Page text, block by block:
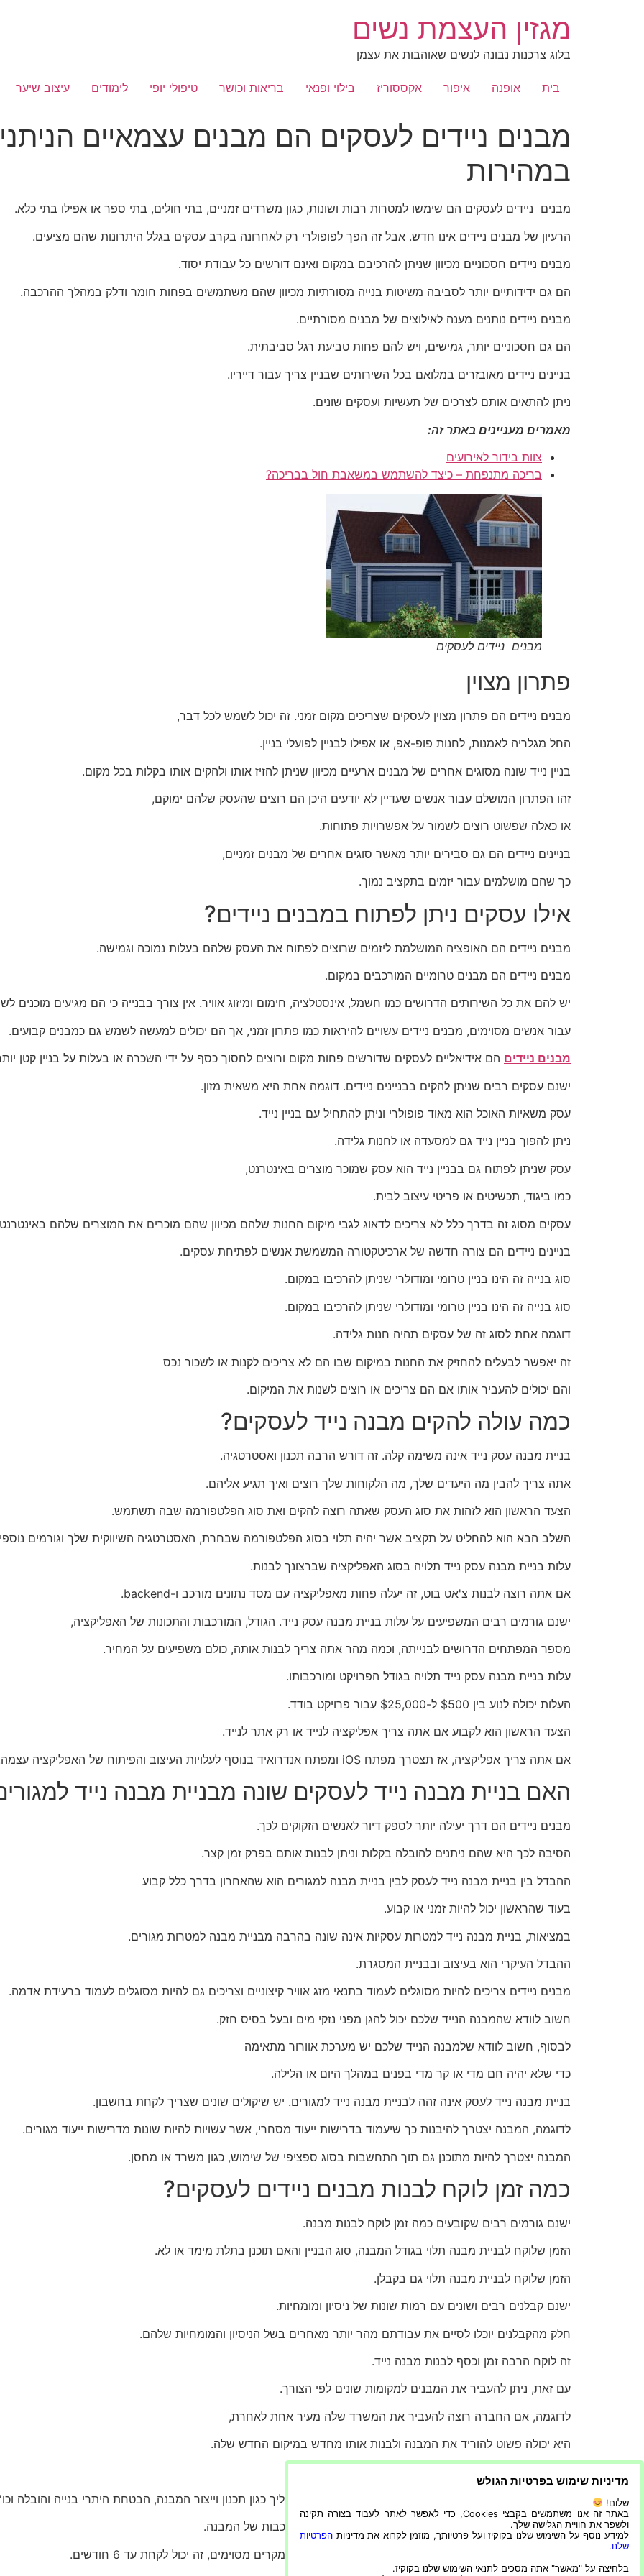
מגזין העצמת נשים
בלוג צרכנות נבונה לנשים שאוהבות את עצמן
בית אופנה איפור אקססוריז בילוי ופנאי בריאות וכושר טיפולי יופי לימודים עיצוב שיער
מבנים ניידים לעסקים הם מבנים עצמאיים
במהירות
מבנים ניידים לעסקים הם שימשו למטרות רבות ושונות, כגון משרדים זמניים, בתי חולים, בתי ספר או אפילו בתי כלא.
הרעיון של מבנים ניידים אינו חדש. אבל זה הפך לפופולרי רק לאחרונה בקרב עסקים בגלל היתרונות שהם מציעים.
מבנים ניידים חסכוניים מכיוון שניתן להרכיבם במקום ואינם דורשים כל עבודת יסוד.
הם גם ידידותיים יותר לסביבה משיטות בנייה מסורתיות מכיוון שהם משתמשים בפחות חומר ודלק במהלך ההרכבה.
מבנים ניידים נותנים מענה לאילוצים של מבנים מסורתיים.
הם גם חסכוניים יותר, גמישים, ויש להם פחות טביעת רגל סביבתית.
בניינים ניידים מאובזרים במלואם בכל השירותים שבניין צריך עבור דייריו.
ניתן להתאים אותם לצרכים של תעשיות ועסקים שונים.
מאמרים מעניינים באתר זה:
צוות בידור לאירועים
בריכה מתנפחת – כיצד להשתמש במשאבת חול בבריכה?
מבנים ניידים לעסקים
פתרון מצוין
מבנים ניידים הם פתרון מצוין לעסקים שצריכים מקום זמני. זה יכול לשמש לכל דבר,
החל מגלריה לאמנות, לחנות פופ-אפ, או אפילו לבניין לפועלי בניין.
בניין נייד שונה מסוגים אחרים של מבנים ארעיים מכיוון שניתן להזיז אותו ולהקים אותו בקלות בכל מקום.
זהו הפתרון המושלם עבור אנשים שעדיין לא יודעים היכן הם רוצים שהעסק שלהם ימוקם,
או כאלה שפשוט רוצים לשמור על אפשרויות פתוחות.
בניינים ניידים הם גם סבירים יותר מאשר סוגים אחרים של מבנים זמניים,
כך שהם מושלמים עבור יזמים בתקציב נמוך.
אילו עסקים ניתן לפתוח במבנים ניידים?
מבנים ניידים הם האופציה המושלמת ליזמים שרוצים לפתוח את העסק שלהם בעלות נמוכה וגמישה.
מבנים ניידים הם מבנים טרומיים המורכבים במקום.
יש להם את כל השירותים הדרושים כמו חשמל, אינסטלציה, חימום ומיזוג אוויר. אין צורך בבנייה כי הם מגיעים מוכנים
עבור אנשים מסוימים, מבנים ניידים עשויים להיראות כמו פתרון זמני, אך הם יכולים למעשה לשמש גם כמבנים קבועים.
מבנים ניידים הם אידיאליים לעסקים שדורשים פחות מקום ורוצים לחסוך כסף על ידי השכרה או בעלות על בניין קטן
ישנם עסקים רבים שניתן להקים בבניינים ניידים. דוגמה אחת היא משאית מזון.
עסק משאיות האוכל הוא מאוד פופולרי וניתן להתחיל עם בניין נייד.
ניתן להפוך בניין נייד גם למסעדה או לחנות גלידה.
עסק שניתן לפתוח גם בבניין נייד הוא עסק שמוכר מוצרים באינטרנט,
כמו ביגוד, תכשיטים או פריטי עיצוב לבית.
עסקים מסוג זה בדרך כלל לא צריכים לדאוג לגבי מיקום החנות שלהם מכיוון שהם מוכרים את המוצרים שלהם
בניינים ניידים הם צורה חדשה של ארכיטקטורה המשמשת אנשים לפתיחת עסקים.
סוג בנייה זה הינו בניין טרומי ומודולרי שניתן להרכיבו במקום.
סוג בנייה זה הינו בניין טרומי ומודולרי שניתן להרכיבו במקום.
דוגמה אחת לסוג זה של עסקים תהיה חנות גלידה.
זה יאפשר לבעלים להחזיק את החנות במיקום שבו הם לא צריכים לקנות או לשכור נכס
והם יכולים להעביר אותו אם הם צריכים או רוצים לשנות את המיקום.
כמה עולה להקים מבנה נייד לעסקים?
בניית מבנה עסק נייד אינה משימה קלה. זה דורש הרבה תכנון ואסטרטגיה.
אתה צריך להבין מה היעדים שלך, מה הלקוחות שלך רוצים ואיך תגיע אליהם.
הצעד הראשון הוא לזהות את סוג העסק שאתה רוצה להקים ואת סוג הפלטפורמה שבה תשתמש.
השלב הבא הוא להחליט על תקציב אשר יהיה תלוי בסוג הפלטפורמה שבחרת, האסטרטגיה השיווקית שלך וגורמים
עלות בניית מבנה עסק נייד תלויה בסוג האפליקציה שברצונך לבנות.
אם אתה רוצה לבנות צ'אט בוט, זה יעלה פחות מאפליקציה עם מסד נתונים מורכב ו-backend.
ישנם גורמים רבים המשפיעים על עלות בניית מבנה עסק נייד. הגודל, המורכבות והתכונות של האפליקציה,
מספר המפתחים הדרושים לבנייתה, וכמה מהר אתה צריך לבנות אותה, כולם משפיעים על המחיר.
עלות בניית מבנה עסק נייד תלויה בגודל הפרויקט ומורכבותו.
העלות יכולה לנוע בין $500 ל-$25,000 עבור פרויקט בודד.
הצעד הראשון הוא לקבוע אם אתה צריך אפליקציה לנייד או רק אתר לנייד.
אם אתה צריך אפליקציה, אז תצטרך מפתח iOS ומפתח אנדרואיד בנוסף לעלויות העיצוב והפיתוח של האפליקציה עצמה.
האם בניית מבנה נייד לעסקים שונה מבניית מבנה נייד
מבנים ניידים הם דרך יעילה יותר לספק דיור לאנשים הזקוקים לכך.
הסיבה לכך היא שהם ניתנים להובלה בקלות וניתן לבנות אותם בפרק זמן קצר.
ההבדל בין בניית מבנה נייד לעסק לבין בניית מבנה למגורים הוא שהאחרון בדרך כלל קבוע
בעוד שהראשון יכול להיות זמני או קבוע.
במציאות, בניית מבנה נייד למטרות עסקיות אינה שונה בהרבה מבניית מבנה למטרות מגורים.
ההבדל העיקרי הוא בעיצוב ובבניית המסגרת.
מבנים ניידים צריכים להיות מסוגלים לעמוד בתנאי מזג אוויר קיצוניים וצריכים גם להיות מסוגלים לעמוד ברעידת אדמה.
חשוב לוודא שהמבנה הנייד שלכם יכול להגן מפני נזקי מים ובעל בסיס חזק.
לבסוף, חשוב לוודא שלמבנה הנייד שלכם יש מערכת אוורור מתאימה
כדי שלא יהיה חם מדי או קר מדי בפנים במהלך היום או הלילה.
בניית מבנה נייד לעסק אינה זהה לבניית מבנה נייד למגורים. יש שיקולים שונים שצריך לקחת בחשבון.
לדוגמה, המבנה יצטרך להיבנות כך שיעמוד בדרישות ייעוד מסחרי, אשר עשויות להיות שונות מדרישות ייעוד מגורים.
המבנה יצטרך להיות מתוכנן גם תוך התחשבות בסוג ספציפי של שימוש, כגון משרד או מחסן.
כמה זמן לוקח לבנות מבנים ניידים לעסקים?
ישנם גורמים רבים שקובעים כמה זמן לוקח לבנות מבנה.
הזמן שלוקח לבניית מבנה תלוי בגודל המבנה, סוג הבניין והאם תוכנן בתלת מימד או לא.
הזמן שלוקח לבניית מבנה תלוי גם בקבלן.
ישנם קבלנים רבים ושונים עם רמות שונות של ניסיון ומומחיות.
חלק מהקבלנים יוכלו לסיים את עבודתם מהר יותר מאחרים בשל הניסיון והמומחיות שלהם.
זה לוקח הרבה זמן וכסף לבנות מבנה נייד.
עם זאת, ניתן להעביר את המבנים למקומות שונים לפי הצורך.
לדוגמה, אם החברה רוצה להעביר את המשרד שלה מעיר אחת לאחרת,
היא יכולה פשוט להוריד את המבנה ולבנות אותו מחדש במיקום החדש שלה.
הסיבה לכך היא שישנם שלבים רבים ושונים המעורבים בתהליך כגון תכנון וייצור המבנה, הבטחת היתרי בנייה והובלה
זה לוקח זמן לבנות מבנים ניידים, אבל הכל תלוי בגודל ובמורכבות של המבנה.
זמן הבנייה יכול להשתנות בין מספר ימים למספר שבועות. במקרים מסוימים, זה יכול לקחת עד 6 חודשים.
מדיניות שימוש בפרטיות הגולש
שלום!
באתר זה אנו משתמשים בקבצי Cookies, כדי לאפשר לאתר לעבוד בצורה תקינה
ולשפר את חוויית הגלישה שלך.
למידע נוסף על השימוש שלנו בקוקיז ועל פרטיותך, מוזמן לקרוא את מדיניות הפרטיות
שלנו.
בלחיצה על "מאשר" אתה מסכים לתנאי השימוש שלנו בקוקיז.